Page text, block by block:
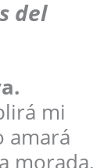
del
mi
amará
morada,